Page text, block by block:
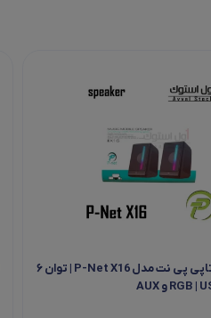
اسپیکر لپ‌ تاپی پی نت مدل P-Net X16 | توان ۶